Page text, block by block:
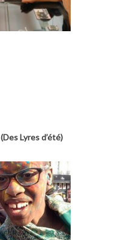
Lyres d’été)